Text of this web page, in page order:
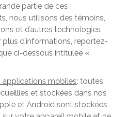
partie de ces
nous utilisons des témoins,
et d’autres technologies
plus d’informations, reportez-
ci-dessous intitulée «
applications mobiles: toutes
et stockées dans nos
et Android sont stockées